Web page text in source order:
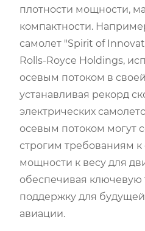
плотности мощности,
компактности.
самолет "Spirit of
Rolls-Royce Holdings,
осевым потоком в
устанавливая рекорд
электрических
осевым потоком могут
строгим требованиям
мощности к весу для
обеспечивая ключевую
поддержку для
авиации.